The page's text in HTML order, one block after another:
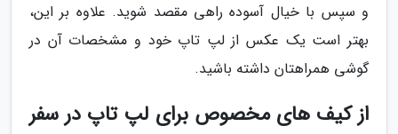
و سپس با خیال آسوده راهی مقصد شوید. علاوه بر این،
بهتر است یک عکس از لپ تاپ خود و مشخصات آن در
گوشی همراهتان داشته باشید.
از کیف های مخصوص برای لپ تاپ در سفر